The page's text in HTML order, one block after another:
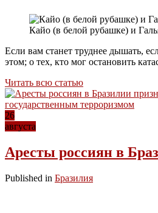
Кайо (в белой рубашке) и
Если вам станет труднее дышать,
этом; о тех, кто мог остановить
Читать всю статью
26
августа
Аресты россиян в
Published in Бразилия